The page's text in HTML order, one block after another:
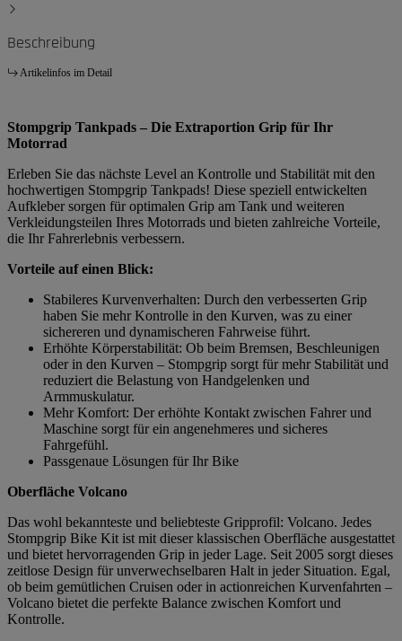
Beschreibung
Artikelinfos im Detail
Stompgrip Tankpads – Die Extraportion Grip für Ihr
Motorrad
Erleben Sie das nächste Level an Kontrolle und Stabilität mit den
hochwertigen Stompgrip Tankpads! Diese speziell entwickelten
Aufkleber sorgen für optimalen Grip am Tank und weiteren
Verkleidungsteilen Ihres Motorrads und bieten zahlreiche Vorteile,
die Ihr Fahrerlebnis verbessern.
Vorteile auf einen Blick:
Stabileres Kurvenverhalten: Durch den verbesserten Grip
haben Sie mehr Kontrolle in den Kurven, was zu einer
sichereren und dynamischeren Fahrweise führt.
Erhöhte Körperstabilität: Ob beim Bremsen, Beschleunigen
oder in den Kurven – Stompgrip sorgt für mehr Stabilität und
reduziert die Belastung von Handgelenken und
Armmuskulatur.
Mehr Komfort: Der erhöhte Kontakt zwischen Fahrer und
Maschine sorgt für ein angenehmeres und sicheres
Fahrgefühl.
Passgenaue Lösungen für Ihr Bike
Oberfläche Volcano
Das wohl bekannteste und beliebteste Gripprofil: Volcano. Jedes
Stompgrip Bike Kit ist mit dieser klassischen Oberfläche ausgestattet
und bietet hervorragenden Grip in jeder Lage. Seit 2005 sorgt dieses
zeitlose Design für unverwechselbaren Halt in jeder Situation. Egal,
ob beim gemütlichen Cruisen oder in actionreichen Kurvenfahrten –
Volcano bietet die perfekte Balance zwischen Komfort und
Kontrolle.